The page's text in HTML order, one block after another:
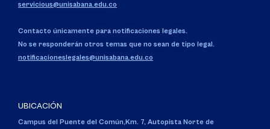
servicious@unisabana.edu.co
Contacto únicamente para notificaciones legales.
No se responderán otros temas que no sean de tipo legal.
notificacioneslegales@unisabana.edu.co
UBICACIÓN
Campus del Puente del Común,Km. 7, Autopista Norte de